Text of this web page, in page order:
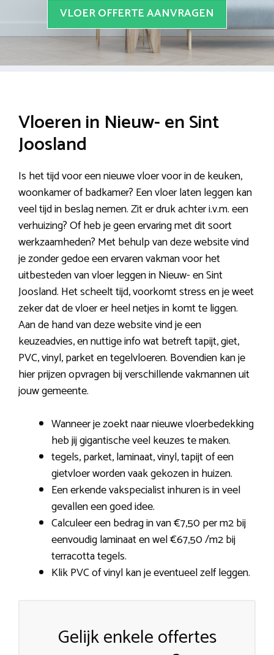
VLOER OFFERTE AANVRAGEN
Vloeren in Nieuw- en Sint
Joosland
Is het tijd voor een nieuwe vloer voor in de keuken,
woonkamer of badkamer? Een vloer laten leggen kan
veel tijd in beslag nemen. Zit er druk achter i.v.m. een
verhuizing? Of heb je geen ervaring met dit soort
werkzaamheden? Met behulp van deze website vind
je zonder gedoe een ervaren vakman voor het
uitbesteden van vloer leggen in Nieuw- en Sint
Joosland. Het scheelt tijd, voorkomt stress en je weet
zeker dat de vloer er heel netjes in komt te liggen.
Aan de hand van deze website vind je een
keuzeadvies, en nuttige info wat betreft tapijt, giet,
PVC, vinyl, parket en tegelvloeren. Bovendien kan je
hier prijzen opvragen bij verschillende vakmannen uit
jouw gemeente.
Wanneer je zoekt naar nieuwe vloerbedekking
heb jij gigantische veel keuzes te maken.
tegels, parket, laminaat, vinyl, tapijt of een
gietvloer worden vaak gekozen in huizen.
Een erkende vakspecialist inhuren is in veel
gevallen een goed idee.
Calculeer een bedrag in van €7,50 per m2 bij
eenvoudig laminaat en wel €67,50 /m2 bij
terracotta tegels.
Klik PVC of vinyl kan je eventueel zelf leggen.
Gelijk enkele offertes